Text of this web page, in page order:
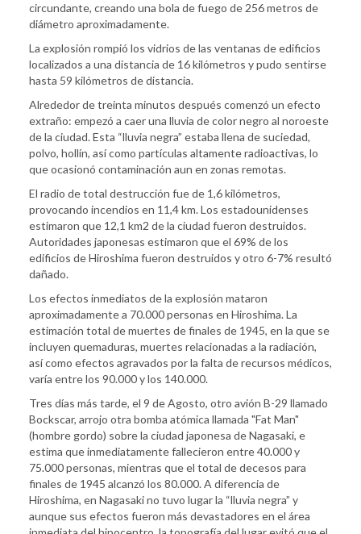
circundante, creando una bola de fuego de 256 metros de
diámetro aproximadamente.
La explosión rompió los vidrios de las ventanas de edificios
localizados a una distancia de 16 kilómetros y pudo sentirse
hasta 59 kilómetros de distancia.
Alrededor de treinta minutos después comenzó un efecto
extraño: empezó a caer una lluvia de color negro al noroeste
de la ciudad. Esta “lluvia negra” estaba llena de suciedad,
polvo, hollín, así como partículas altamente radioactivas, lo
que ocasionó contaminación aun en zonas remotas.
El radio de total destrucción fue de 1,6 kilómetros,
provocando incendios en 11,4 km. Los estadounidenses
estimaron que 12,1 km2 de la ciudad fueron destruidos.
Autoridades japonesas estimaron que el 69% de los
edificios de Hiroshima fueron destruidos y otro 6-7% resultó
dañado.
Los efectos inmediatos de la explosión mataron
aproximadamente a 70.000 personas en Hiroshima. La
estimación total de muertes de finales de 1945, en la que se
incluyen quemaduras, muertes relacionadas a la radiación,
así como efectos agravados por la falta de recursos médicos,
varía entre los 90.000 y los 140.000.
Tres días más tarde, el 9 de Agosto, otro avión B-29 llamado
Bockscar, arrojo otra bomba atómica llamada "Fat Man"
(hombre gordo) sobre la ciudad japonesa de Nagasaki, e
estima que inmediatamente fallecieron entre 40.000 y
75.000 personas, mientras que el total de decesos para
finales de 1945 alcanzó los 80.000. A diferencia de
Hiroshima, en Nagasaki no tuvo lugar la “lluvia negra” y
aunque sus efectos fueron más devastadores en el área